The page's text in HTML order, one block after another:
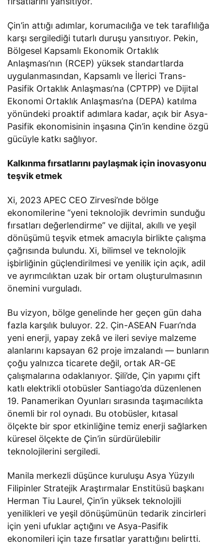
Çin’in attığı adımlar, korumacılığa ve tek taraflılığa
karşı sergilediği tutarlı duruşu yansıtıyor. Pekin,
Bölgesel Kapsamlı Ekonomik Ortaklık
Anlaşması’nın (RCEP) yüksek standartlarda
uygulanmasından, Kapsamlı ve İlerici Trans-
Pasifik Ortaklık Anlaşması’na (CPTPP) ve Dijital
Ekonomi Ortaklık Anlaşması’na (DEPA) katılma
yönündeki proaktif adımlara kadar, açık bir Asya-
Pasifik ekonomisinin inşasına Çin’in kendine özgü
gücüyle katkı sağlıyor.
Kalkınma fırsatlarını paylaşmak için inovasyonu
teşvik etmek
Xi, 2023 APEC CEO Zirvesi’nde bölge
ekonomilerine “yeni teknolojik devrimin sunduğu
fırsatları değerlendirme” ve dijital, akıllı ve yeşil
dönüşümü teşvik etmek amacıyla birlikte çalışma
çağrısında bulundu. Xi, bilimsel ve teknolojik
işbirliğinin güçlendirilmesi ve yenilik için açık, adil
ve ayrımcılıktan uzak bir ortam oluşturulmasının
önemini vurguladı.
Bu vizyon, bölge genelinde her geçen gün daha
fazla karşılık buluyor. 22. Çin-ASEAN Fuarı’nda
yeni enerji, yapay zekâ ve ileri seviye malzeme
alanlarını kapsayan 62 proje imzalandı — bunların
çoğu yalnızca ticarete değil, ortak AR-GE
çalışmalarına odaklanıyor. Şili’de, Çin yapımı çift
katlı elektrikli otobüsler Santiago’da düzenlenen
19. Panamerikan Oyunları sırasında taşımacılıkta
önemli bir rol oynadı. Bu otobüsler, kıtasal
ölçekte bir spor etkinliğine temiz enerji sağlarken
küresel ölçekte de Çin’in sürdürülebilir
teknolojilerini sergiledi.
Manila merkezli düşünce kuruluşu Asya Yüzyılı
Filipinler Stratejik Araştırmalar Enstitüsü başkanı
Herman Tiu Laurel, Çin’in yüksek teknolojili
yenilikleri ve yeşil dönüşümünün tedarik zincirleri
için yeni ufuklar açtığını ve Asya-Pasifik
ekonomileri için taze fırsatlar yarattığını belirtti.